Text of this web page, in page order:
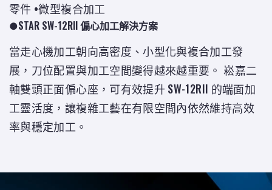
零件 •微型複合加工
●STAR SW-12RII 偏心加工解決方案
當走心機加工朝向高密度、小型化與複合加工發
展，刀位配置與加工空間變得越來越重要。 崧嘉二
軸雙頭正面偏心座，可有效提升 SW-12RII 的端面加
工靈活度，讓複雜工藝在有限空間內依然維持高效
率與穩定加工。